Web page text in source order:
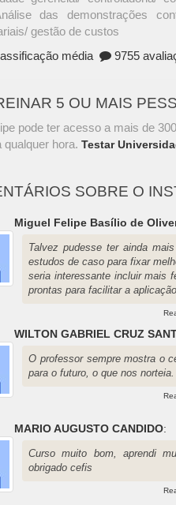
das demonstrações
gestão de custos
média
9755
5 OU MAIS
pode ter acesso a mais de
qualquer hora.Testar
SOBRE O
Miguel Felipe Basílio de
Talvez pudesse ter ainda
estudos de caso para fixar
seria interessante incluir mais
prontas para facilitar a
WILTON GABRIEL CRUZ
O professor sempre mostra o
para o futuro, o que nos norteia.
MARIO AUGUSTO CANDIDO:
Curso muito bom, aprendi
obrigado cefis